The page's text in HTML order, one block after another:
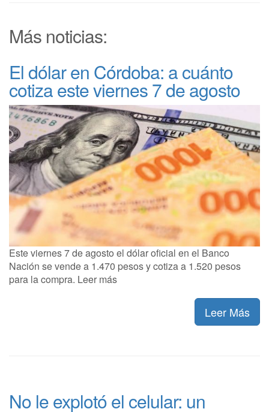
Más noticias:
El dólar en Córdoba: a cuánto
cotiza este viernes 7 de agosto
Este viernes 7 de agosto el dólar oficial en el Banco
Nación se vende a 1.470 pesos y cotiza a 1.520 pesos
para la compra. Leer más
Leer Más
No le explotó el celular: un